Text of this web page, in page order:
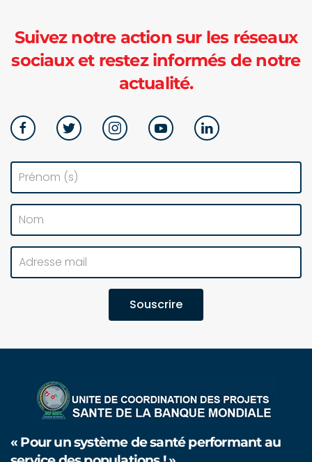
Suivez notre action sur les réseaux
sociaux et restez informés de notre
actualité.
Souscrire
« Pour un système de santé performant au